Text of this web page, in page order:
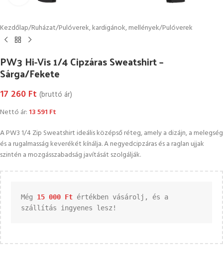
Kezdőlap/Ruházat/Pulóverek, kardigánok, mellények/Pulóverek
PW3 Hi-Vis 1/4 Cipzáras Sweatshirt –
Sárga/Fekete
17 260 Ft (bruttó ár)
Nettó ár: 13 591 Ft
A PW3 1/4 Zip Sweatshirt ideális középső réteg, amely a dizájn, a melegség
és a rugalmasság keverékét kínálja. A negyedcipzáras és a raglan ujjak
szintén a mozgásszabadság javítását szolgálják.
Még 15 000 Ft értékben vásárolj, és a
szállítás ingyenes lesz!